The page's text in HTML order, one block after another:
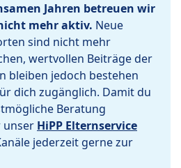
Jahren betreuen wir
mehr aktiv. Neue
sind nicht mehr
wertvollen Beiträge der
bleiben jedoch bestehen
dich zugänglich. Damit du
Beratung
unser HiPP Elternservice
jederzeit gerne zur